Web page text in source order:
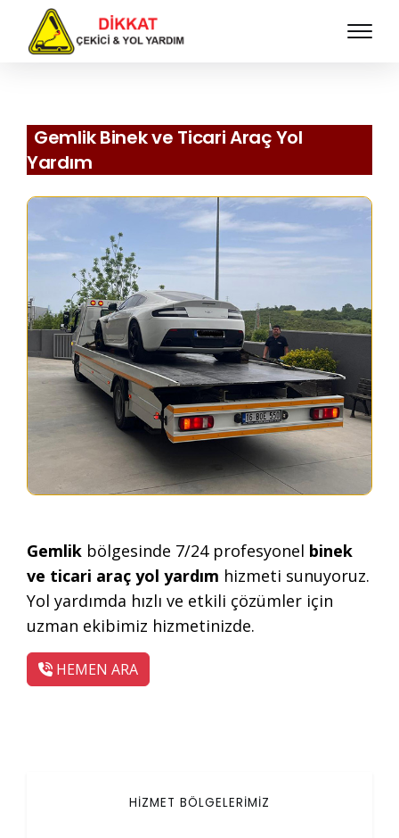
Gemlik Binek ve Ticari Araç Yol
Yardım
Gemlik bölgesinde 7/24 profesyonel binek
ve ticari araç yol yardım hizmeti sunuyoruz.
Yol yardımda hızlı ve etkili çözümler için
uzman ekibimiz hizmetinizde.
HEMEN ARA
HİZMET BÖLGELERİMİZ